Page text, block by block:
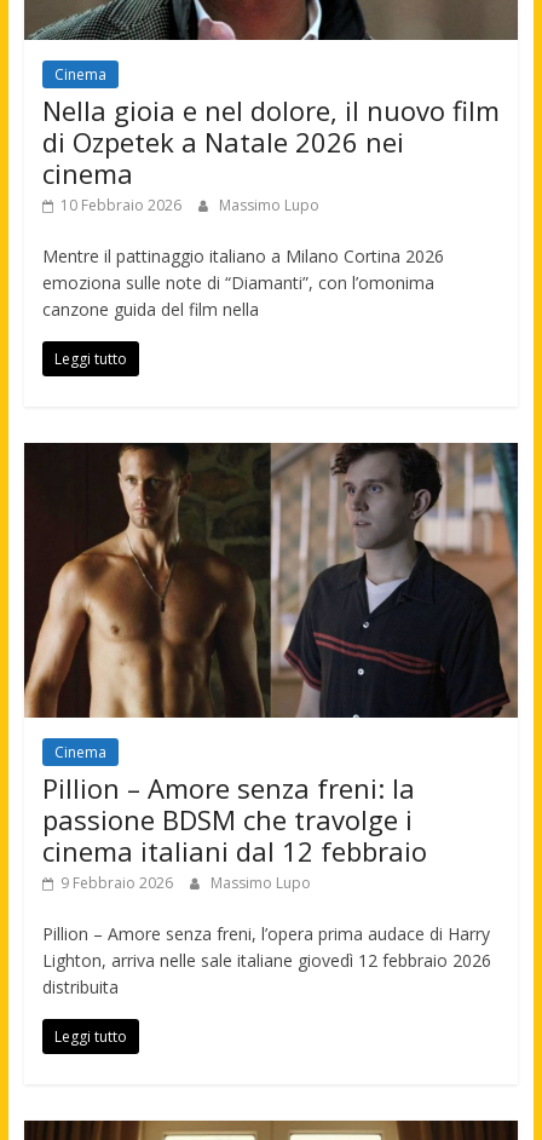
Cinema
Nella gioia e nel dolore, il nuovo film
di Ozpetek a Natale 2026 nei
cinema
10 Febbraio 2026 Massimo Lupo
Mentre il pattinaggio italiano a Milano Cortina 2026
emoziona sulle note di “Diamanti”, con l’omonima
canzone guida del film nella
Leggi tutto
Cinema
Pillion – Amore senza freni: la
passione BDSM che travolge i
cinema italiani dal 12 febbraio
9 Febbraio 2026 Massimo Lupo
Pillion – Amore senza freni, l’opera prima audace di Harry
Lighton, arriva nelle sale italiane giovedì 12 febbraio 2026
distribuita
Leggi tutto